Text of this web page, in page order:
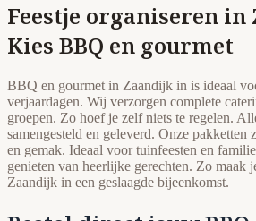
Feestje organiseren in
Kies BBQ en gourmet
BBQ en gourmet in Zaandijk in is ideaal
verjaardagen. Wij verzorgen complete
groepen. Zo hoef je zelf niets te regelen.
samengesteld en geleverd. Onze pakketten
en gemak. Ideaal voor tuinfeesten en
genieten van heerlijke gerechten. Zo maak
Zaandijk in een geslaagde bijeenkomst.